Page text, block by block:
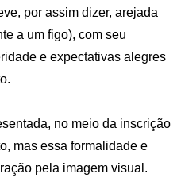
por assim dizer, arejada
a um figo), com seu
e expectativas alegres
no meio da inscrição
mas essa formalidade e
pela imagem visual.